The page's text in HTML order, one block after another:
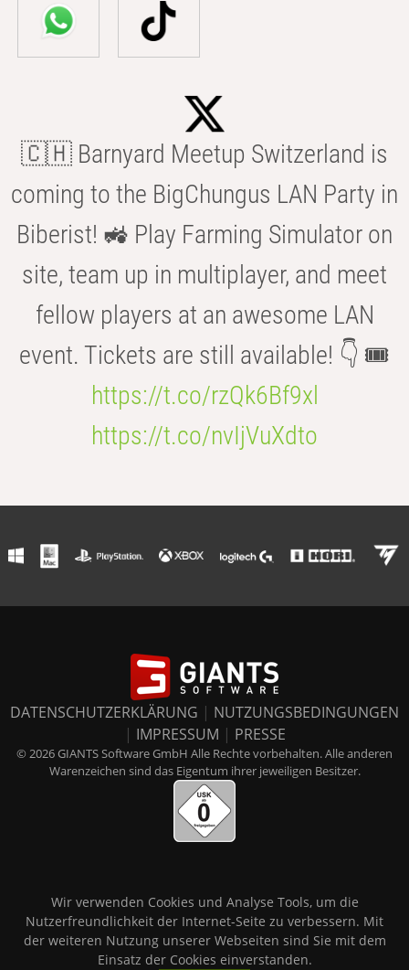
🇨🇭 Barnyard Meetup Switzerland is
coming to the BigChungus LAN Party in
Biberist! 🚜 Play Farming Simulator on
site, team up in multiplayer, and meet
fellow players at an awesome LAN
event. Tickets are still available! 👇 🎟️
https://t.co/rzQk6Bf9xl
https://t.co/nvIjVuXdto
DATENSCHUTZERKLÄRUNG | NUTZUNGSBEDINGUNGEN
| IMPRESSUM | PRESSE
© 2026 GIANTS Software GmbH Alle Rechte vorbehalten. Alle anderen
Warenzeichen sind das Eigentum ihrer jeweiligen Besitzer.
Wir verwenden Cookies und Analyse Tools, um die
Nutzerfreundlichkeit der Internet-Seite zu verbessern. Mit
der weiteren Nutzung unserer Webseiten sind Sie mit dem
Einsatz der Cookies einverstanden.